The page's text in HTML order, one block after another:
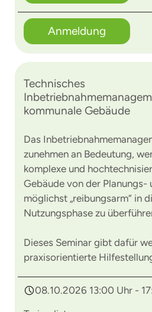
Anmeldung
Technisches
kommunale Gebäude
Das
zunehmen an Bedeutung,
komplexe und
Gebäude von der Planungs-
möglichst „reibungsarm“ in
Nutzungsphase zu
Dieses Seminar gibt dafür
praxisorientierte
08.10.2026 13:00 Uhr -